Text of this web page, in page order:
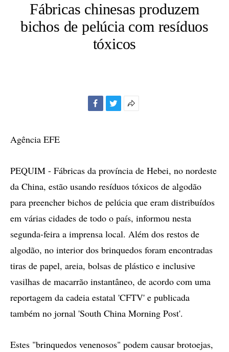
Fábricas chinesas produzem
bichos de pelúcia com resíduos
tóxicos
Agência EFE
PEQUIM - Fábricas da província de Hebei, no nordeste
da China, estão usando resíduos tóxicos de algodão
para preencher bichos de pelúcia que eram distribuídos
em várias cidades de todo o país, informou nesta
segunda-feira a imprensa local. Além dos restos de
algodão, no interior dos brinquedos foram encontradas
tiras de papel, areia, bolsas de plástico e inclusive
vasilhas de macarrão instantâneo, de acordo com uma
reportagem da cadeia estatal 'CFTV' e publicada
também no jornal 'South China Morning Post'.
Estes "brinquedos venenosos" podem causar brotoejas,